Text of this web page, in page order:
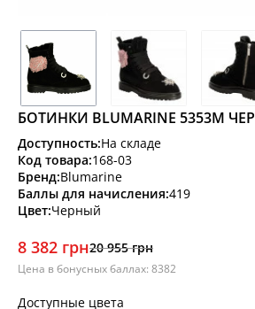
БОТИНКИ BLUMARINE 5353М ЧЕР
Доступность:На складе
Код товара:168-03
Бренд:Blumarine
Баллы для начисления:419
Цвет:Черный
Доступные цвета
8 382 грн20 955 грн
Цена в бонусных баллах: 8382